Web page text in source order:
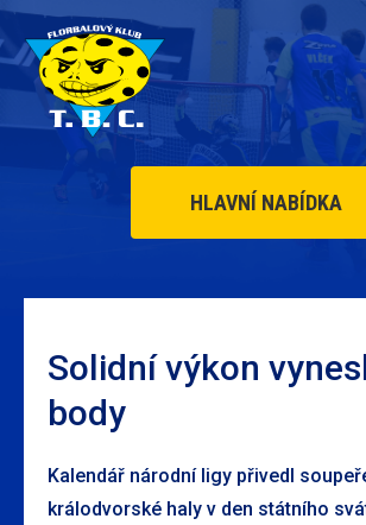
HLAVNÍ NABÍDKA
Solidní výkon
body
Kalendář národní ligy přivedl
králodvorské haly v den státního